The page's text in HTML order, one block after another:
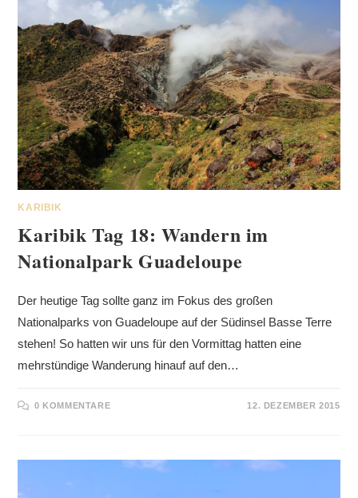
KARIBIK
Karibik Tag 18: Wandern im
Nationalpark Guadeloupe
Der heutige Tag sollte ganz im Fokus des großen
Nationalparks von Guadeloupe auf der Südinsel Basse Terre
stehen! So hatten wir uns für den Vormittag hatten eine
mehrstündige Wanderung hinauf auf den…
0 KOMMENTARE 12. DEZEMBER 2015